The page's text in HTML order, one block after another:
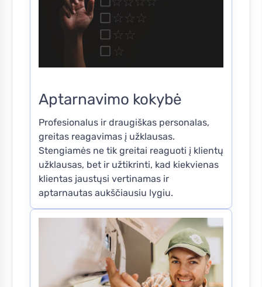
Aptarnavimo kokybė
Profesionalus ir draugiškas personalas,
greitas reagavimas į užklausas.
Stengiamės ne tik greitai reaguoti į klientų
užklausas, bet ir užtikrinti, kad kiekvienas
klientas jaustųsi vertinamas ir
aptarnautas aukščiausiu lygiu.